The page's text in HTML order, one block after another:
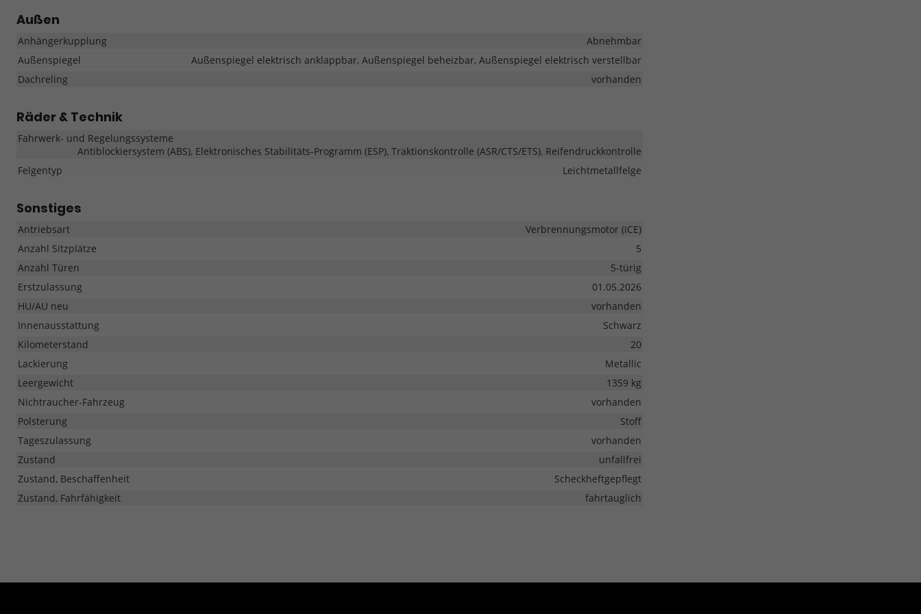
Außen
Anhängerkupplung
Abnehmbar
Außenspiegel
Außenspiegel elektrisch anklappbar, Außenspiegel beheizbar, Außenspiegel elektrisch verstellbar
Dachreling
vorhanden
Räder & Technik
Fahrwerk- und Regelungssysteme
Antiblockiersystem (ABS), Elektronisches Stabilitäts-Programm (ESP), Traktionskontrolle (ASR/CTS/ETS), Reifendruckkontrolle
Felgentyp
Leichtmetallfelge
Sonstiges
Antriebsart
Verbrennungsmotor (ICE)
Anzahl Sitzplätze
5
Anzahl Türen
5-türig
Erstzulassung
01.05.2026
HU/AU neu
vorhanden
Innenausstattung
Schwarz
Kilometerstand
20
Lackierung
Metallic
Leergewicht
1359 kg
Nichtraucher-Fahrzeug
vorhanden
Polsterung
Stoff
Tageszulassung
vorhanden
Zustand
unfallfrei
Zustand, Beschaffenheit
Scheckheftgepflegt
Zustand, Fahrfähigkeit
fahrtauglich